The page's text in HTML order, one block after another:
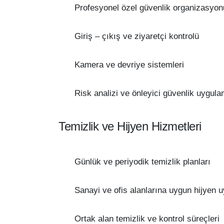
Profesyonel özel güvenlik
Giriş – çıkış ve ziyaretçi kontrolü
Kamera ve devriye sistemleri
Risk analizi ve önleyici güvenlik
Temizlik ve Hijyen Hizmetleri
Günlük ve periyodik temizlik planları
Sanayi ve ofis alanlarına uygun hijyen
Ortak alan temizlik ve kontrol süreçleri